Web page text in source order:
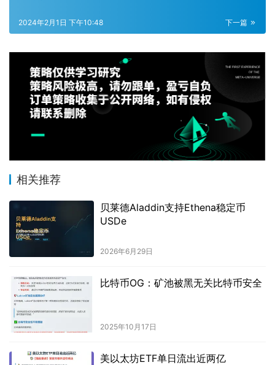
下一篇
2024年2月1日 下午10:48
相关推荐
贝莱德Aladdin支持Ethena稳定币
USDe
2026年6月29日
比特币OG：矿池被黑无关比特币安全
2025年10月17日
美以太坊ETF单日流出近两亿